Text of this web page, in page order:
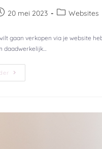
20 mei 2023 Websites
gaan verkopen via je website
daadwerkelijk…